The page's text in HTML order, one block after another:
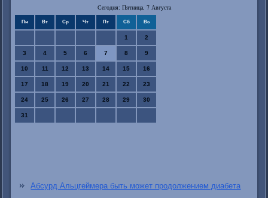
Сегодня: Пятница, 7 Августа
Пн Вт Ср Чт Пт Сб Вс
1 2
3 4 5 6 7 8 9
10 11 12 13 14 15 16
17 18 19 20 21 22 23
24 25 26 27 28 29 30
31
Абсурд Альцгеймера быть может продолжением диабета